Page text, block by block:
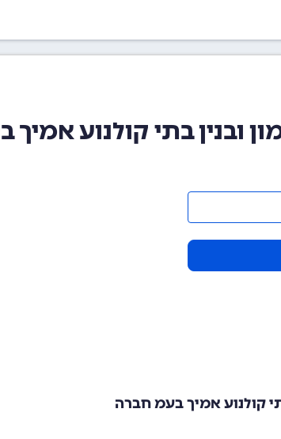
בתי קולנוע אמיך בעמ
קולנוע אמיך בעמ חברה